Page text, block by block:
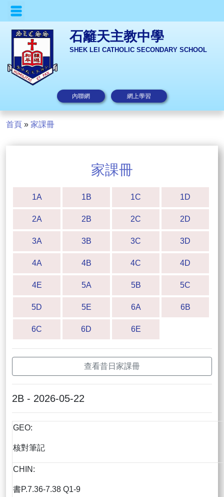
石籬天主教中學
SHEK LEI CATHOLIC SECONDARY SCHOOL
內聯網 網上學習
首頁 » 家課冊
家課冊
1A 1B 1C 1D
2A 2B 2C 2D
3A 3B 3C 3D
4A 4B 4C 4D
4E 5A 5B 5C
5D 5E 6A 6B
6C 6D 6E
查看昔日家課冊
2B - 2026-05-22
GEO:
核對筆記
CHIN:
書P.7.36-7.38 Q1-9